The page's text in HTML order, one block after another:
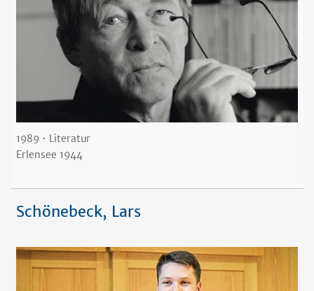
1989 • Literatur
Erlensee 1944
Schönebeck, Lars